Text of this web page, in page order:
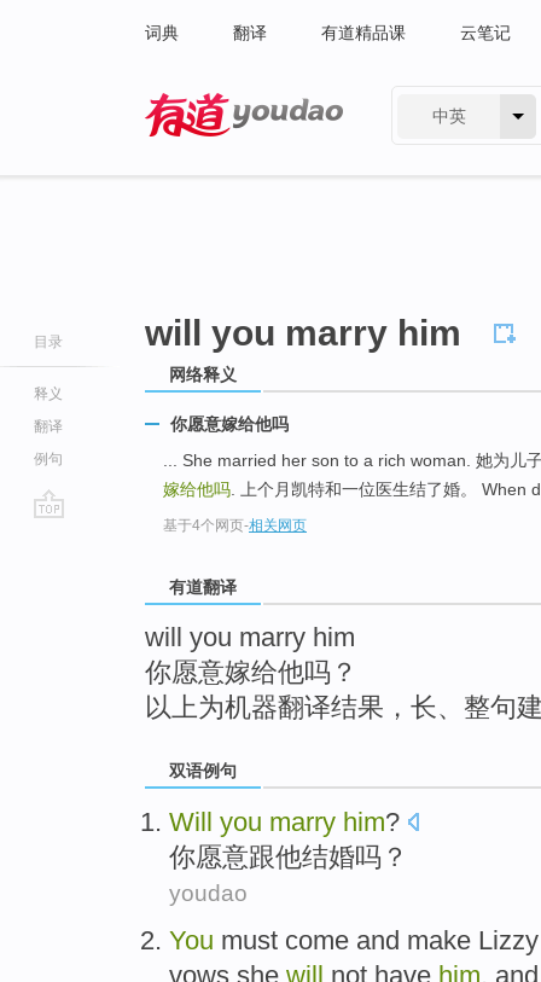
词典 翻译 有道精品课 云笔记
中英
目录
释义
翻译
例句
will you marry him
网络释义
你愿意嫁给他吗
... She married her son to a rich woman. 她为儿
嫁给他吗 . 上个月凯特和一位医生结了婚。
基于4个网页-相关网页
有道翻译
will you marry him
你愿意嫁给他吗？
以上为机器翻译结果，长、整句
双语例句
Will you marry him?
你愿意跟他结婚吗？
youdao
You must come and make Lizzy
vows she will not have him,